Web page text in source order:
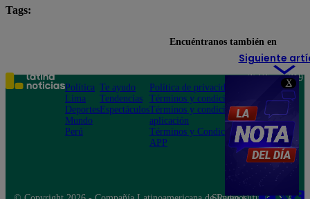
X
Tags:
Siguiente
Encuéntranos también en
Política
Lima
Deportes
Mundo
Perú
Te ayudo
Tendencias
Espectáculos
Política de privacidad
Términos y condiciones
Términos y condiciones
aplicación
Términos y Condiciones
APP
Teléfono: 219
Av. San
Felipe 968
Jesús María